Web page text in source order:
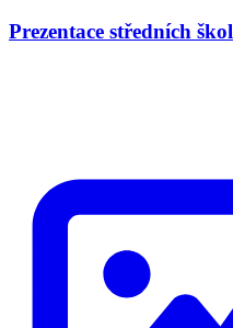
Prezentace středních škol